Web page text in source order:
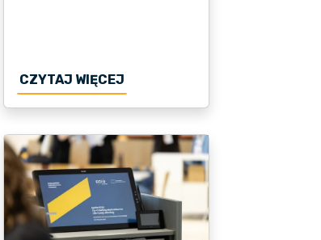
POMYSŁÓW DO EUROPEJSKICH
NAUKOWCOM UPROSZCZONY DOSTĘP DO
CZYTAJ WIĘCEJ